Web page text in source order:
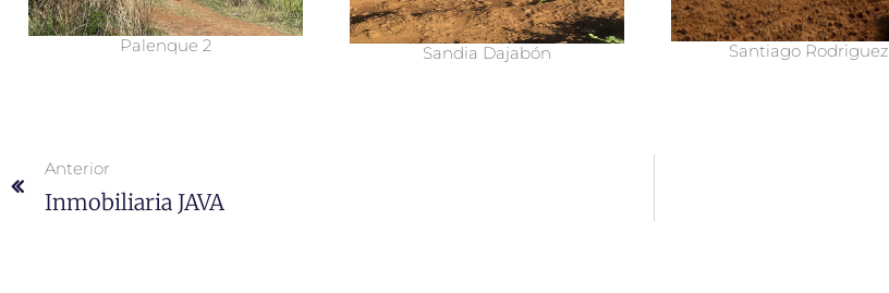
Palenque 2 Sandia Dajabón Santiago Rodriguez
Anterior
Inmobiliaria JAVA